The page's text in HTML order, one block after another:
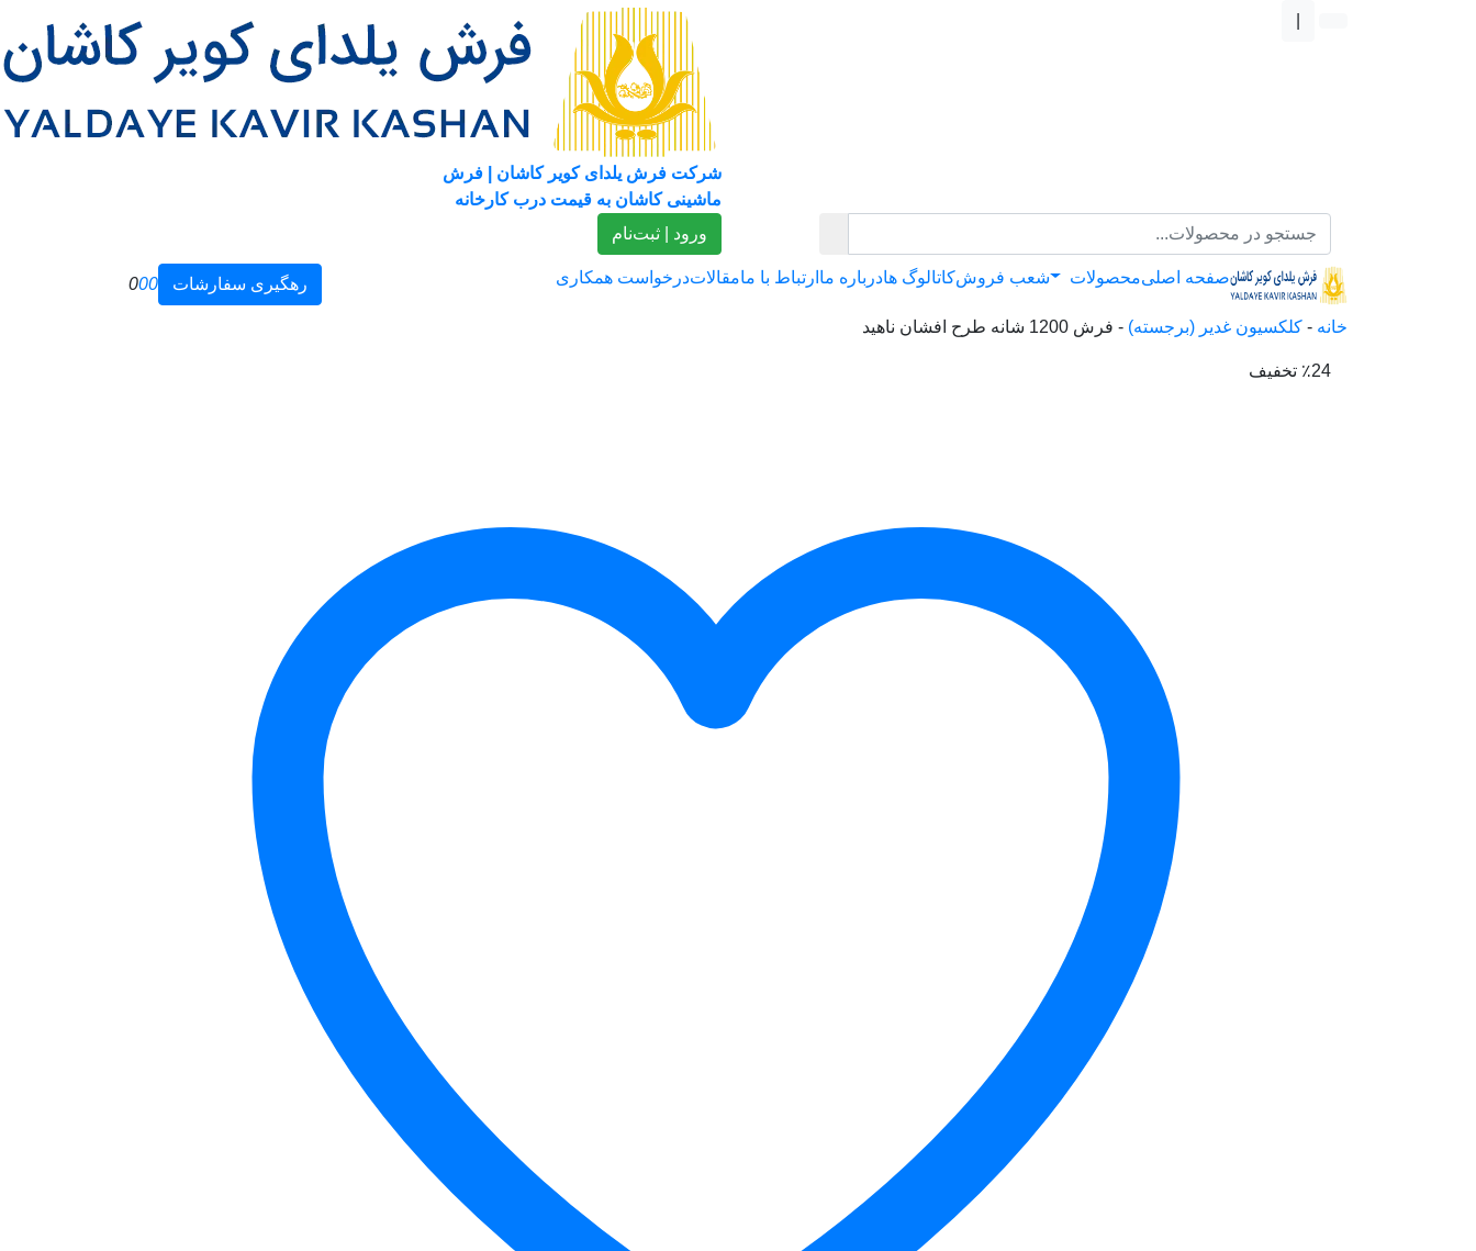
شرکت فرش یلدای کویر کاشان | فرش
ماشینی کاشان به قیمت درب کارخانه
ورود | ثبت‌نام
صفحه اصلیمحصولات شعب فروشکاتالوگ هادرباره ما ارتباط با مامقالاتدرخواست همکاری رهگیری سفارشات 0
0
0
خانه - کلکسیون غدیر (برجسته) - فرش 1200 شانه طرح افشان ناهید
٪24 تخفیف